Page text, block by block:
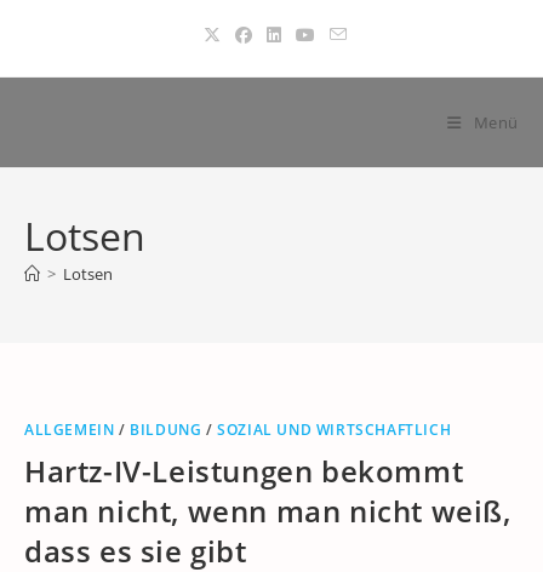
springen
Menü
Lotsen
> Lotsen
ALLGEMEIN / BILDUNG /SOZIAL UND WIRTSCHAFTLICH
Hartz-IV-Leistungen bekommt
man nicht, wenn man nicht weiß,
dass es sie gibt